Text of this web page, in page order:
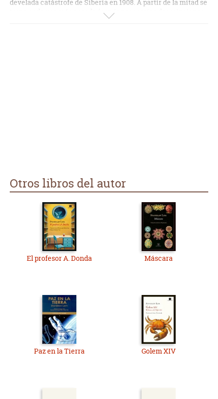
develada catástrofe de Siberia en 1908. A partir de la mitad se
torna cada vez más pesada (con innecesarias descripciones
que hasta dificultan la lectura) para levantar vuelo hacia el
Otros libros del autor
El profesor A. Donda Máscara
Paz en la Tierra Golem XIV